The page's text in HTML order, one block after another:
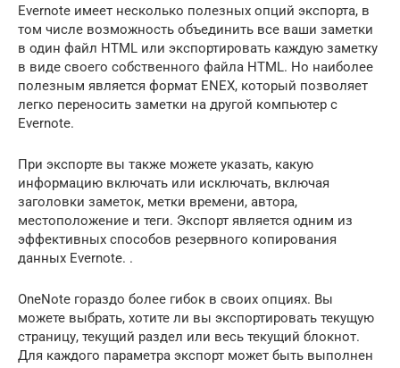
Evernote имеет несколько полезных опций экспорта, в
том числе возможность объединить все ваши заметки
в один файл HTML или экспортировать каждую заметку
в виде своего собственного файла HTML. Но наиболее
полезным является формат ENEX, который позволяет
легко переносить заметки на другой компьютер с
Evernote.
При экспорте вы также можете указать, какую
информацию включать или исключать, включая
заголовки заметок, метки времени, автора,
местоположение и теги. Экспорт является одним из
эффективных способов резервного копирования
данных Evernote. .
OneNote гораздо более гибок в своих опциях. Вы
можете выбрать, хотите ли вы экспортировать текущую
страницу, текущий раздел или весь текущий блокнот.
Для каждого параметра экспорт может быть выполнен